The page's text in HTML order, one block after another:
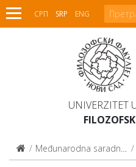
СРП SRP ENG
UNIVERZITET
Međunarodna saradnja